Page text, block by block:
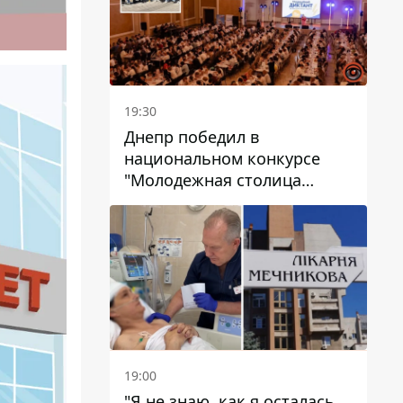
19:30
Днепр победил в
национальном конкурсе
"Молодежная столица
Украины – 2026"
19:00